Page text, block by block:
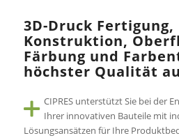
3D-Druck
Konstruktion,
Färbung und
höchster Qualität
CIPRES unterstützt Sie bei der
Ihrer innovativen Bauteile mit
Lösungsansätzen für Ihre